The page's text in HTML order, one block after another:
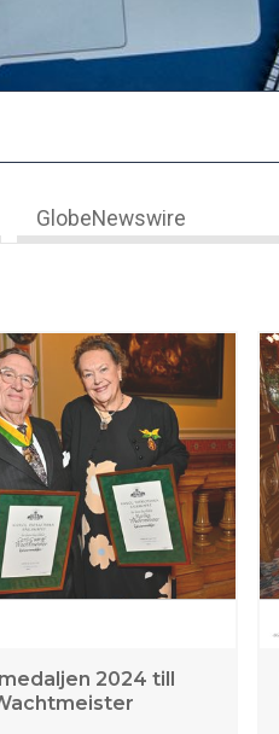
GlobeNewswire
2024 till